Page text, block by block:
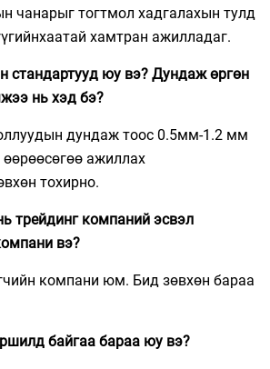
чанарыг тогтмол хадгалахын тулд
хамтран ажилладаг.
стандартууд юу вэ? Дундаж өргөн
нь хэд бэ?
дундаж тоос 0.5мм-1.2 мм
өөрөөсөгөө ажиллах
тохирно.
трейдинг компаний эсвэл
вэ?
компани юм. Бид зөвхөн бараа
байгаа бараа юу вэ?